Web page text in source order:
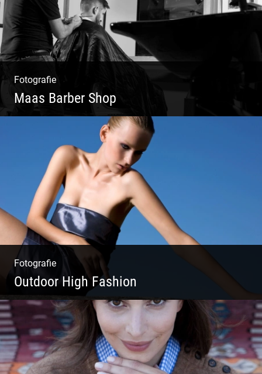
Fotografie
Maas Barber Shop
Coole Bartstyles | Haircut & Shave | Farbe
& Schnitt | Creating Men
Fotografie
Outdoor High Fashion
Outdoor High Fashion